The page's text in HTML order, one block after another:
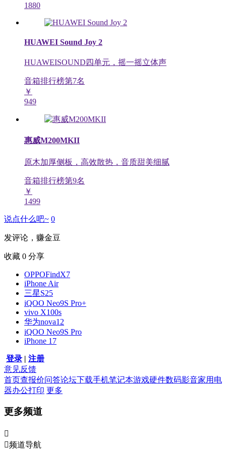
1880
HUAWEI Sound Joy 2
HUAWEISOUND四单元，摇一摇立体声
音箱排行榜第7名
￥
949
惠威M200MKII
原木加厚侧板，高效散热，音质甜美细腻
音箱排行榜第9名
￥
1499
说点什么吧~ 0
发评论，赚金豆
收藏 0 分享
OPPOFindX7
iPhone Air
三星S25
iQOO Neo9S Pro+
vivo X100s
华为nova12
iQOO Neo9S Pro
iPhone 17
登录 | 注册
意见反馈
首页查报价问答论坛下载手机笔记本游戏硬件数码影音家用电
器办公打印 更多
更多频道

频道导航